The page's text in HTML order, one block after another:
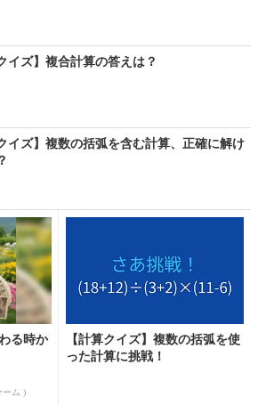
イズ】複合計算の答えは？
イズ】複数の括弧を含む計算、正確に解け
る時か
ーム )
【計算クイズ】複数の括弧を使
った計算に挑戦！